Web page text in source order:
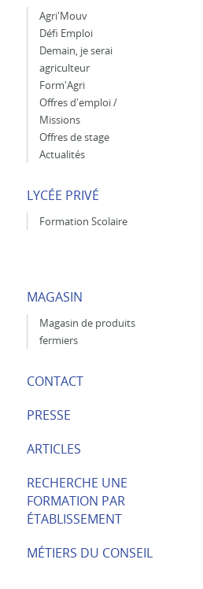
Agri'Mouv
Défi Emploi
Demain, je serai
agriculteur
Form'Agri
Offres d'emploi /
Missions
Offres de stage
Actualités
LYCÉE PRIVÉ
Formation Scolaire
MAGASIN
Magasin de produits
fermiers
CONTACT
PRESSE
ARTICLES
RECHERCHE UNE
FORMATION PAR
ÉTABLISSEMENT
MÉTIERS DU CONSEIL